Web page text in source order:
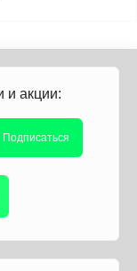
и акции:
Подписаться